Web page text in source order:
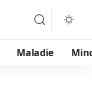
Maladie